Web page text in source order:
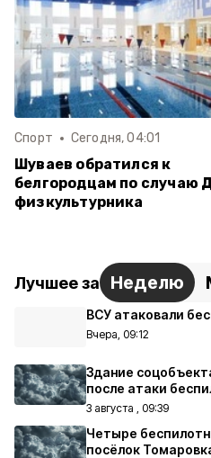
Спорт Сегодня, 04:01
Шуваев обратился к
белгородцам по случаю
физкультурника
Лучшее за Неделю
ВСУ атаковали
Вчера, 09:12
Здание
после атаки
3 августа , 09:39
Четыре
посёлок